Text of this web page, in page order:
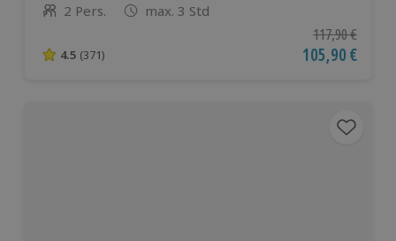
Anzahl der Teilnehmer
2 Pers. max. 3 Std
4.5 von 5 Sternen basierend auf 371 Bewertungen
4.5 (371)
Ursprünglicher
117,90 €
Aktueller Preis
105,90 €